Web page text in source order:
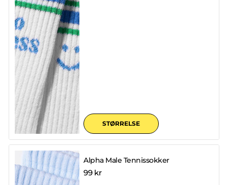
STØRRELSE
Alpha Male Tennissokker
99 kr